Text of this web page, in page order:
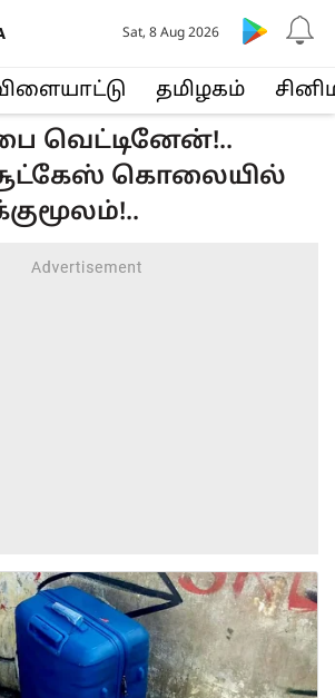
த‌மிழக‌ம்
Sat, 8 Aug 2026
வெட்டினேன்!..
கொலையில்